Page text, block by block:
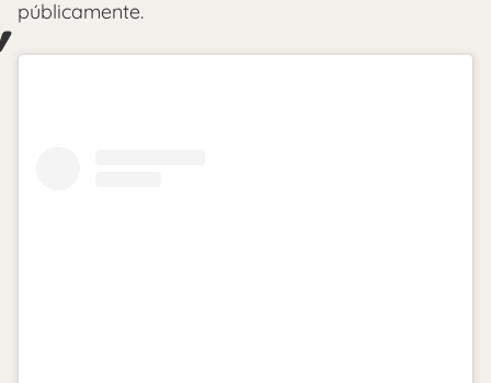
públicamente.